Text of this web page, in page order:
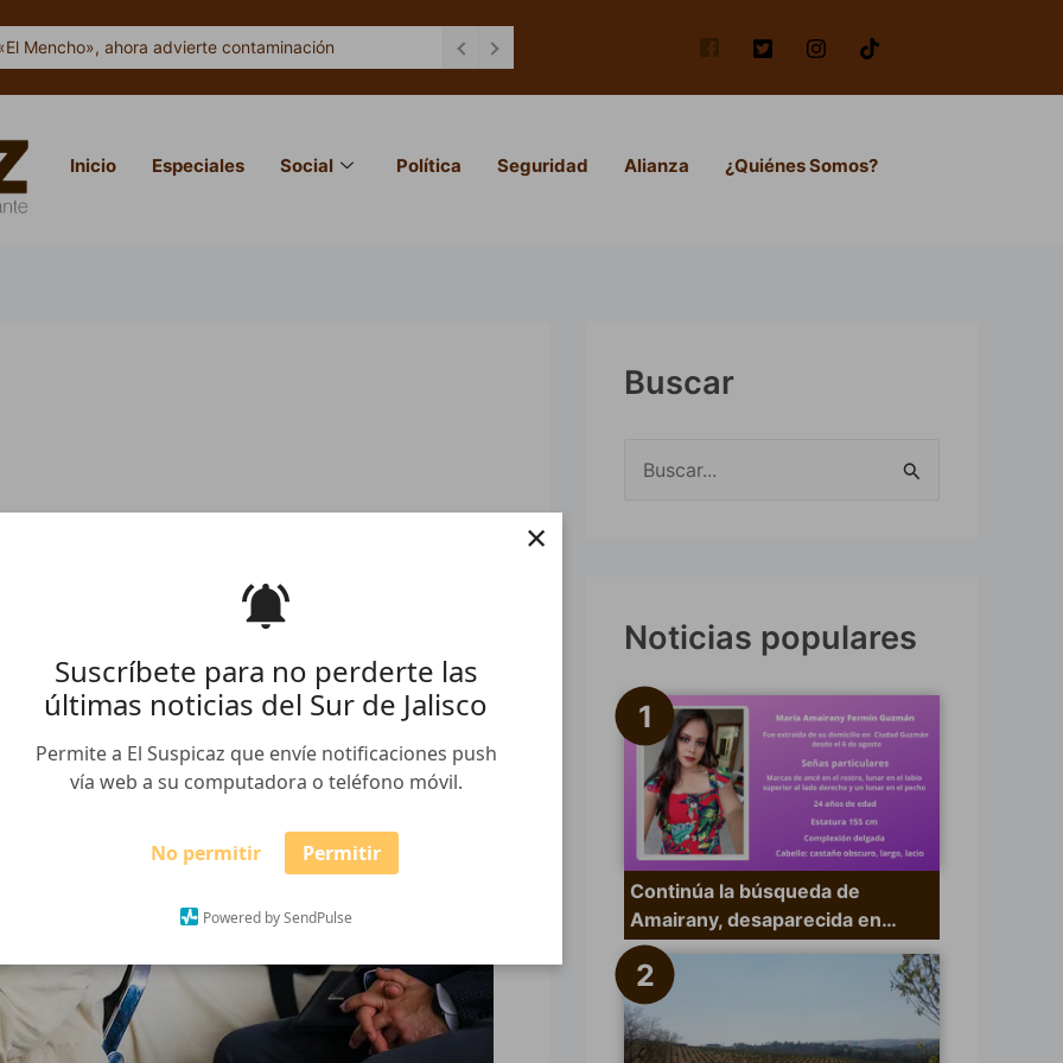
Suscríbete para no perderte las
últimas noticias del Sur de Jalisco
Permite a El Suspicaz que envíe notificaciones push
vía web a su computadora o teléfono móvil.
No permitir Permitir
Powered by SendPulse
×
Mencho», ahora advierte contaminación
Inicio Especiales Social Política Seguridad Alianza ¿Quiénes Somos?
Buscar
a
p
o
Noticias populares
Continúa la búsqueda de
Amairany, desaparecida en…